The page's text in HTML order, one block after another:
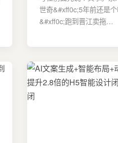
世奇&#xff0c;5年前还是
&#xff0c;跑到晋江卖拖…